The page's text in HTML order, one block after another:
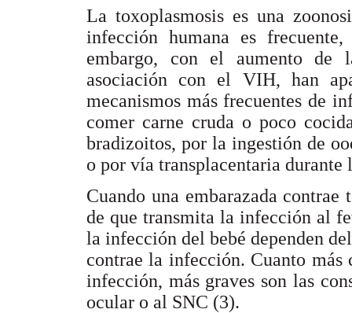
La toxoplasmosis es una
infección humana es
embargo, con el aumento de
asociación con el VIH, han
mecanismos más frecuentes de
comer carne cruda o poco
bradizoitos, por la ingestión de
o por vía transplacentaria durante
Cuando una embarazada
de que transmita la infección al
la infección del bebé dependen
contrae la infección. Cuanto
infección, más graves son las
ocular o al SNC (3).